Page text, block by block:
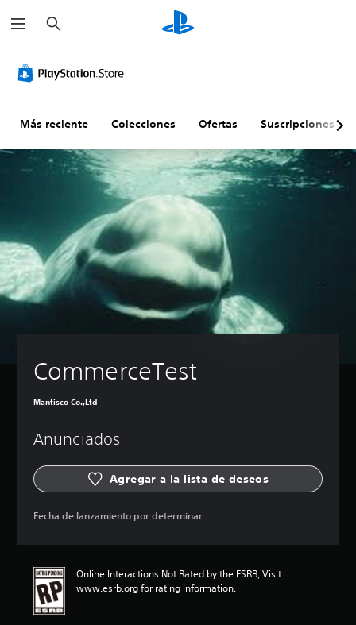
u
s
r
Más reciente Colecciones Ofertas Suscripciones
CommerceTest
Mantisco Co.,Ltd
Anunciados
Agregar a la lista de deseos
Fecha de lanzamiento por determinar.
Online Interactions Not Rated by the ESRB, Visit
www.esrb.org for rating information.